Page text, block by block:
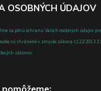
OSOBNÝCH ÚDAJOV
za plnú ochranu Vašich osobných údajov
sú chránené v zmysle zákona č.122/2013
zákonov.